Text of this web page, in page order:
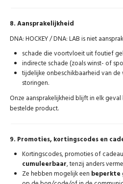
8. Aansprakelijkheid
DNA: HOCKEY / DNA: LAB is niet
schade die voortvloeit uit foutief
indirecte schade (zoals winst- of
tijdelijke onbeschikbaarheid van
storingen.
Onze aansprakelijkheid blijft in elk
bestelde product.
9. Promoties, kortingscodes en
Kortingscodes, promoties of
cumuleerbaar, tenzij anders
Ze hebben mogelijk een beperkte